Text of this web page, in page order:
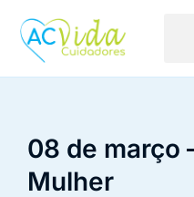
08 de março
Mulher